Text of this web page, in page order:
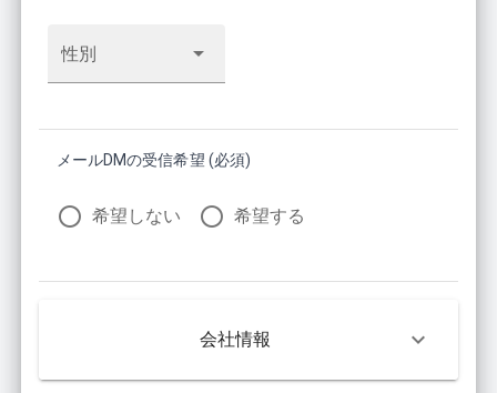
性別
メールDMの受信希望 (必須)
希望しない 希望する
会社情報